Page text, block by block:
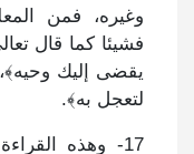
وغيره، فمن
فشيئا كما قال
يقضى إليك
لتعجل به﴾.
17- وهذه